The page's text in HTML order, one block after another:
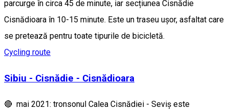
parcurge în circa 45 de minute, iar secțiunea Cisnădie
Cisnădioara în 10-15 minute. Este un traseu ușor, asfaltat care
se pretează pentru toate tipurile de bicicletă.
Cycling route
Sibiu - Cisnădie - Cisnădioara
🔴 mai 2021: tronsonul Calea Cisnădiei - Seviș este